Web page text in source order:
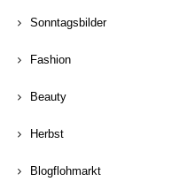
Sonntagsbilder
Fashion
Beauty
Herbst
Blogflohmarkt